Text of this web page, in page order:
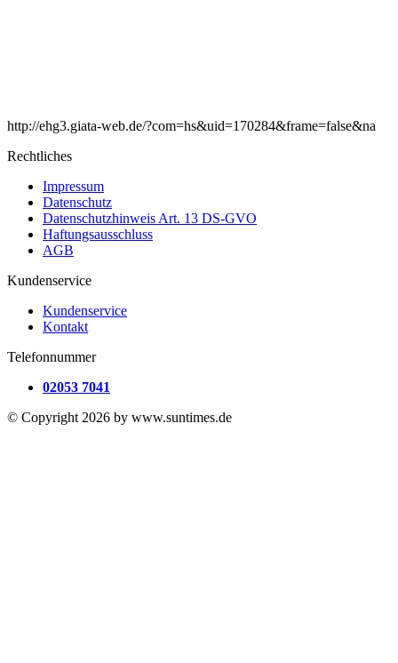
http://ehg3.giata-web.de/?com=hs&uid=170284&frame=false&na
Rechtliches
Impressum
Datenschutz
Datenschutzhinweis Art. 13 DS-GVO
Haftungsausschluss
AGB
Kundenservice
Kundenservice
Kontakt
Telefonnummer
02053 7041
© Copyright 2026 by www.suntimes.de